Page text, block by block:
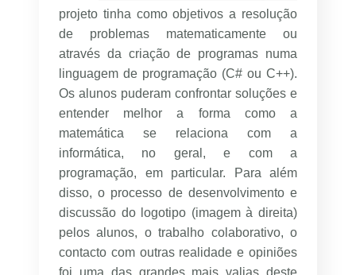
projeto tinha como objetivos a resolução
de problemas matematicamente ou
através da criação de programas numa
linguagem de programação (C# ou C++).
Os alunos puderam confrontar soluções e
entender melhor a forma como a
matemática se relaciona com a
informática, no geral, e com a
programação, em particular. Para além
disso, o processo de desenvolvimento e
discussão do logotipo (imagem à direita)
pelos alunos, o trabalho colaborativo, o
contacto com outras realidade e opiniões
foi uma das grandes mais valias deste